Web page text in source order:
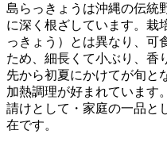
島らっきょうは沖縄の伝統
に深く根ざしています。栽
っきょう）とは異なり、可
ため、細長くて小ぶり、香
先から初夏にかけてが旬と
加熱調理が好まれています
請けとして・家庭の一品と
在です。